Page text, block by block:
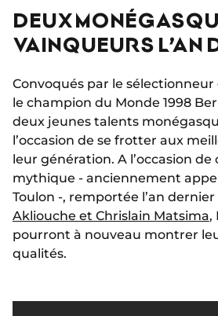
DEUX
VAINQUEURS L’AN
Convoqués par le sélectionneur
le champion du Monde 1998
deux jeunes talents
l’occasion de se frotter aux
leur génération. A l’occasion
mythique - anciennement
Toulon -, remportée l’an dernier
Akliouche et Chrislain Matsima,
pourront à nouveau montrer
qualités.